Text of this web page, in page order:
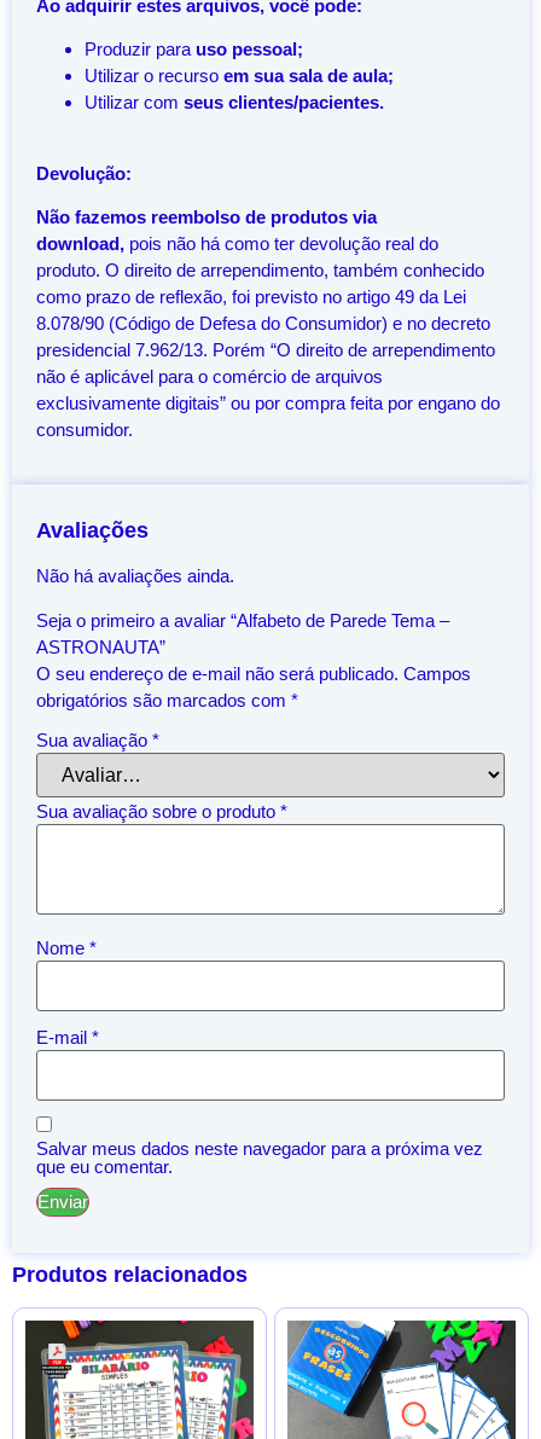
Ao adquirir estes arquivos, você pode:
Produzir para uso pessoal;
Utilizar o recurso em sua sala de aula;
Utilizar com seus clientes/pacientes.
Devolução:
Não fazemos reembolso de produtos via
download, pois não há como ter devolução real do
produto. O direito de arrependimento, também conhecido
como prazo de reflexão, foi previsto no artigo 49 da Lei
8.078/90 (Código de Defesa do Consumidor) e no decreto
presidencial 7.962/13. Porém “O direito de arrependimento
não é aplicável para o comércio de arquivos
exclusivamente digitais” ou por compra feita por engano do
consumidor.
Avaliações
Não há avaliações ainda.
Seja o primeiro a avaliar “Alfabeto de Parede Tema –
ASTRONAUTA”
O seu endereço de e-mail não será publicado. Campos
obrigatórios são marcados com *
Sua avaliação *
Sua avaliação sobre o produto *
Nome *
E-mail *
Salvar meus dados neste navegador para a próxima vez
que eu comentar.
Produtos relacionados